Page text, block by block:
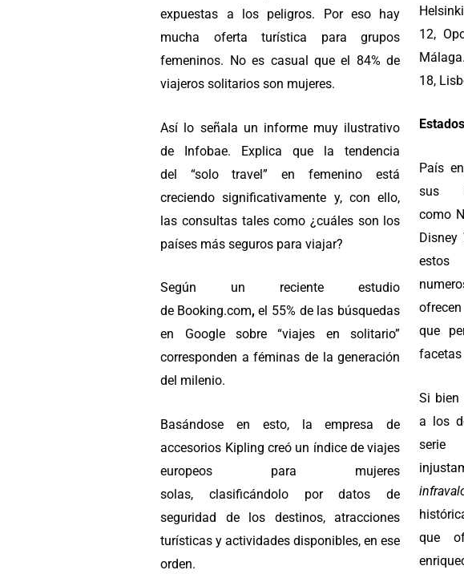
expuestas a los peligros. Por eso hay
mucha oferta turística para grupos
femeninos. No es casual que el 84% de
viajeros solitarios son mujeres.
Así lo señala un informe muy ilustrativo
de Infobae. Explica que la tendencia
del “solo travel”
en femenino está
creciendo significativamente y, con ello,
las consultas tales como ¿cuáles son los
países más seguros para viajar?
Según un reciente estudio
de Booking.com,el 55% de las búsquedas
en Google sobre “viajes en solitario”
corresponden a féminas de la generación
del milenio.
Basándose en esto, la empresa de
accesorios Kipling creó un índice de viajes
europeos para mujeres
solas, clasificándolo por datos de
seguridad de los destinos, atracciones
turísticas y actividades disponibles, en ese
orden.
12,
18,
País
sus
como
Disney
estos
que
facetas
Si bien
a los
que